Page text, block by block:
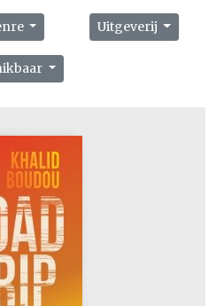
Uitgeverij